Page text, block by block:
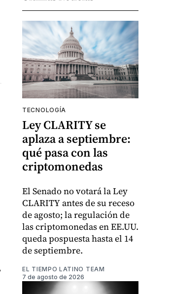
TECNOLOGÍA
Ley CLARITY se
aplaza a septiembre:
qué pasa con las
criptomonedas
El Senado no votará la Ley
CLARITY antes de su receso
de agosto; la regulación de
las criptomonedas en EE.UU.
queda pospuesta hasta el 14
de septiembre.
EL TIEMPO LATINO TEAM
7 de agosto de 2026